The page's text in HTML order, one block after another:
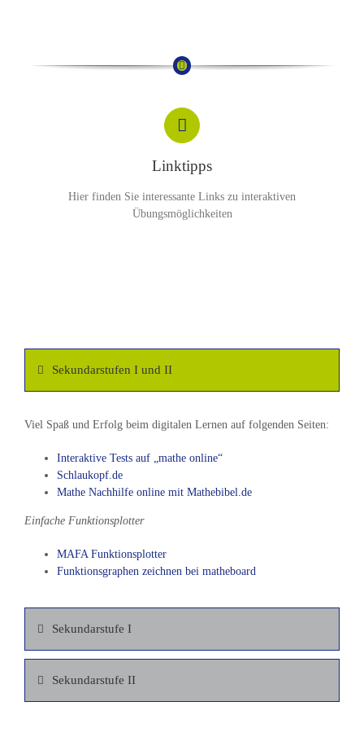
weitere Informationen
Linktipps
Hier finden Sie interessante Links zu interaktiven
Übungsmöglichkeiten
Sekundarstufen I und II
Viel Spaß und Erfolg beim digitalen Lernen auf folgenden Seiten:
Interaktive Tests auf „mathe online“
Schlaukopf.de
Mathe Nachhilfe online mit Mathebibel.de
Einfache Funktionsplotter
MAFA Funktionsplotter
Funktionsgraphen zeichnen bei matheboard
Sekundarstufe I
Sekundarstufe II